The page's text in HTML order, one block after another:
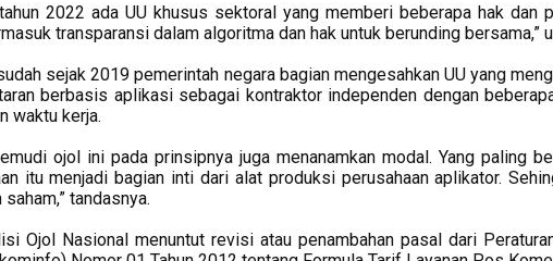
2022 ada UU khusus sektoral yang memberi beberapa hak dan
transparansi dalam algoritma dan hak untuk berunding bersama,”
sejak 2019 pemerintah negara bagian mengesahkan UU yang
berbasis aplikasi sebagai kontraktor independen dengan
waktu kerja.
ojol ini pada prinsipnya juga menanamkan modal. Yang paling
itu menjadi bagian inti dari alat produksi perusahaan aplikator.
tandasnya.
Ojol Nasional menuntut revisi atau penambahan pasal dari